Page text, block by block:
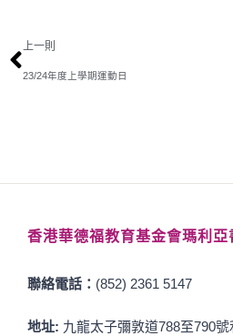
上一則
23/24年度上學期運動日
香港華德福教育基金會瑪利亞
聯絡電話： (852) 2361 5147
地址: 九龍太子彌敦道788至790